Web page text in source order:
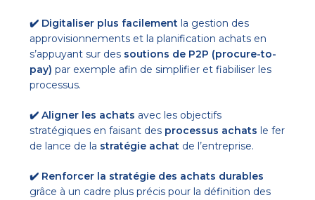
✔️ Digitaliser plus facilement la gestion des
approvisionnements et la planification achats en
s’appuyant sur des soutions de P2P (procure-to-
pay) par exemple afin de simplifier et fiabiliser les
processus.
✔️ Aligner les achats avec les objectifs
stratégiques en faisant des processus achats le fer
de lance de la stratégie achat de l’entreprise.
✔️ Renforcer la stratégie des achats durables
grâce à un cadre plus précis pour la définition des